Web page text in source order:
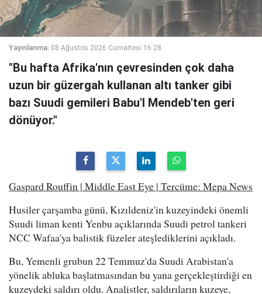
Yayınlanma: 08 Ağustos 2026 Cumartesi 16:28
"Bu hafta Afrika'nın çevresinden çok daha
uzun bir güzergah kullanan altı tanker gibi
bazı Suudi gemileri Babu'l Mendeb'ten geri
dönüyor."
Gaspard Rouffin | Middle East Eye | Tercüme: Mepa News
Husiler çarşamba günü, Kızıldeniz'in kuzeyindeki önemli
Suudi liman kenti Yenbu açıklarında Suudi petrol tankeri
NCC Wafaa'ya balistik füzeler ateşlediklerini açıkladı.
Bu, Yemenli grubun 22 Temmuz'da Suudi Arabistan'a
yönelik abluka başlatmasından bu yana gerçekleştirdiği en
kuzeydeki saldırı oldu. Analistler, saldırıların kuzeye,